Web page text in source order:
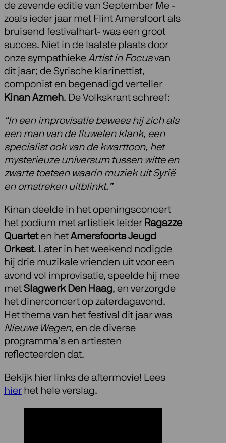
de zevende editie van September Me -
zoals ieder jaar met Flint Amersfoort als
bruisend festivalhart- was een groot
succes. Niet in de laatste plaats door
onze sympathieke Artist in Focusvan
dit jaar; de Syrische klarinettist,
componist en begenadigd verteller
Kinan Azmeh. De Volkskrant schreef:
“In een improvisatie bewees hij zich als
een man van de fluwelen klank, een
specialist ook van de kwarttoon, het
mysterieuze universum tussen witte en
zwarte toetsen waarin muziek uit Syrië
en omstreken uitblinkt.”
Kinan deelde in het openingsconcert
het podium met artistiek leider Ragazze
Quarteten het Amersfoorts Jeugd
Orkest. Later in het weekend nodigde
hij drie muzikale vrienden uit voor een
avond vol improvisatie, speelde hij mee
met Slagwerk Den Haag, en verzorgde
het dinerconcert op zaterdagavond.
Het thema van het festival dit jaar was
Nieuwe Wegen, en de diverse
programma’s en artiesten
reflecteerden dat.
Bekijk hier links de aftermovie! Lees
hierhet hele verslag.